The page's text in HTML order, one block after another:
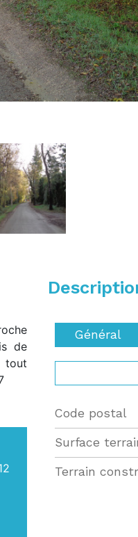
de
tout
Général
Label Value
Code postal
surface
Terrain